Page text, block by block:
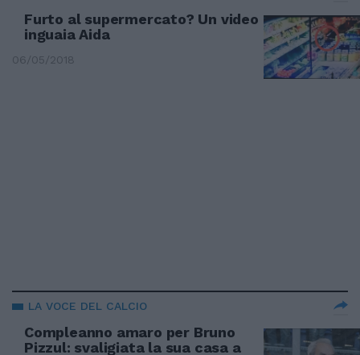
Furto al supermercato? Un video
inguaia Aida
06/05/2018
LA VOCE DEL CALCIO
Compleanno amaro per Bruno
Pizzul: svaligiata la sua casa a